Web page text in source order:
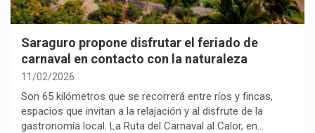
Saraguro propone disfrutar el feriado de
carnaval en contacto con la naturaleza
11/02/2026
Son 65 kilómetros que se recorrerá entre ríos y fincas,
espacios que invitan a la relajación y al disfrute de la
gastronomía local. La Ruta del Carnaval al Calor, en…